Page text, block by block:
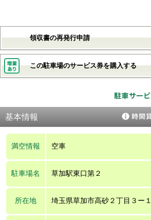
領収書の再発行申請
この駐車場のサービス券を購入する
基本情報
満空情報 空車
駐車場名 草加駅東口第２
所在地 埼玉県草加市高砂２丁目３ー